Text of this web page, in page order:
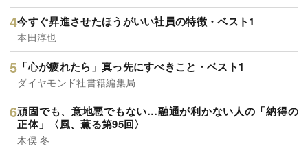
今すぐ昇進させたほうがいい社員の特徴・ベスト1
本田淳也
「心が疲れたら」真っ先にすべきこと・ベスト1
ダイヤモンド社書籍編集局
頑固でも、意地悪でもない…融通が利かない人の「納得の
正体」〈風、薫る第95回〉
木俣 冬